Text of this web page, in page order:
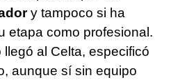
y tampoco si ha
etapa como profesional.
llegó al Celta, especificó
aunque sí sin equipo